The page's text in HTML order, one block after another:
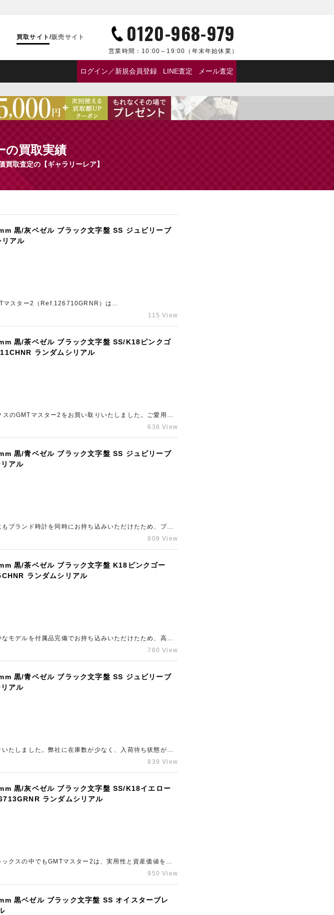
買取サイト /販売サイト 0120-968-979
営業時間： 10:00～19:00 （年末年始休業）
ログイン／新規会員登録 LINE査定 メール査定
の買取実績
買取査定の【ギャラリーレア】
黒/灰ベゼル ブラック文字盤 SS ジュビリーブ
アル
マスター2（Ref.126710GRNR）は
ール製です。また、70時間パワーリザーブの新世代ムー
115 View
黒/茶ベゼル ブラック文字盤 SS/K18ピンクゴ
ランダムシリアル
のGMTマスター2をお買い取りいたしました。ご愛用に
他社様にも劣らない金額をご提示させていただきまし
638 View
黒/青ベゼル ブラック文字盤 SS ジュビリーブ
アル
ブランド時計を同時にお持ち込みいただけたため、プラ
ますと、相場より高い金額をご案内することが可能で
809 View
黒/茶ベゼル ブラック文字盤 K18ピンクゴー
ランダムシリアル
モデルを付属品完備でお持ち込みいただけたため、高価
め、通常より高い査定額をご案内させていただきます！
760 View
黒/青ベゼル ブラック文字盤 SS ジュビリーブ
アル
たしました。弊社に在庫数が少なく、入荷待ち状態が続
ブランド買取店をお探しなら、ギャラリーレア東心斎橋
839 View
黒/灰ベゼル ブラック文字盤 SS/K18イエロー
ランダムシリアル
クスの中でもGMTマスター2は、実用性と資産価値を兼
ローゴールドを組み合わせたコンビ仕様で、スポーティさ
ため、目一杯の金額をご提示させていただきました。新
ロレックスの高価買取に自信があります！
950 View
黒ベゼル ブラック文字盤 SS オイスターブレ